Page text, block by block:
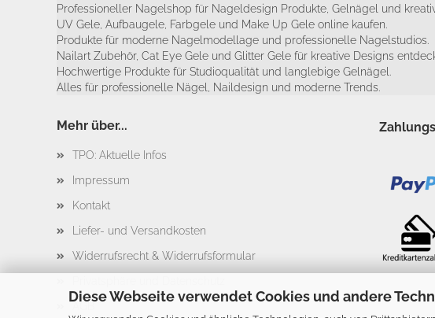
Diese Webseite verwendet Cookies und andere
Professioneller Nagelshop für Nageldesign Produkte, Gelnägel und
UV Gele, Aufbaugele, Farbgele und Make Up Gele online kaufen.
Produkte für moderne Nagelmodellage und professionelle Nagelstudios.
Nailart Zubehör, Cat Eye Gele und Glitter Gele für kreative Designs
Hochwertige Produkte für Studioqualität und langlebige Gelnägel.
Alles für professionelle Nägel, Naildesign und moderne Trends.
Mehr über...
TPO: Aktuelle Infos
Impressum
Kontakt
Liefer- und Versandkosten
Widerrufsrecht & Widerrufsformular